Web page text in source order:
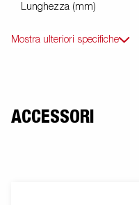
Lunghezza (mm)
Mostra ulteriori specifiche
ACCESSORI